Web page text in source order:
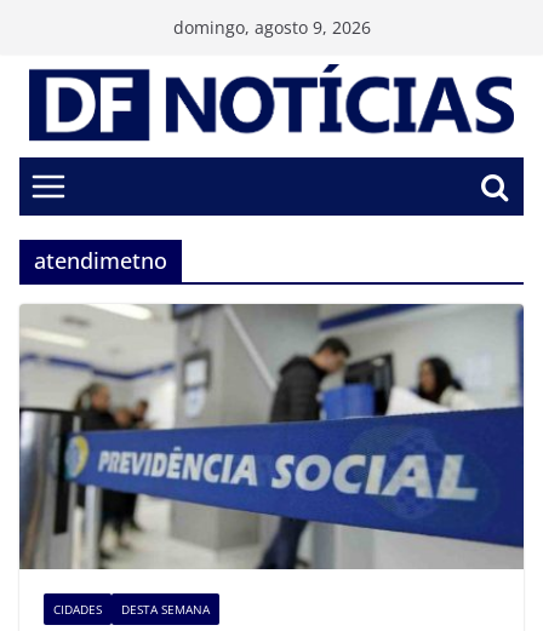
conteúdo
domingo, agosto 9, 2026
atendimetno
CIDADES DESTA SEMANA